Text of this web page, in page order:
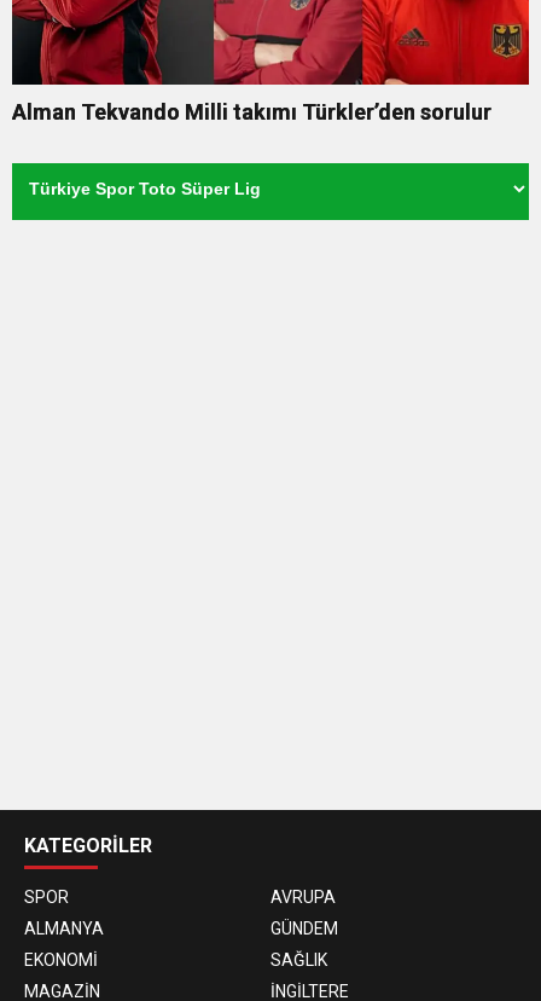
Alman Tekvando Milli takımı Türkler’den sorulur
siteleri
KATEGORİLER
SPOR
AVRUPA
ALMANYA
GÜNDEM
EKONOMİ
SAĞLIK
MAGAZİN
İNGİLTERE